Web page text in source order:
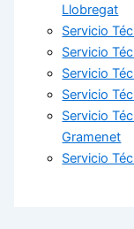
Llobregat
Servicio
Servicio
Servicio
Servicio
Servicio
Gramenet
Servicio